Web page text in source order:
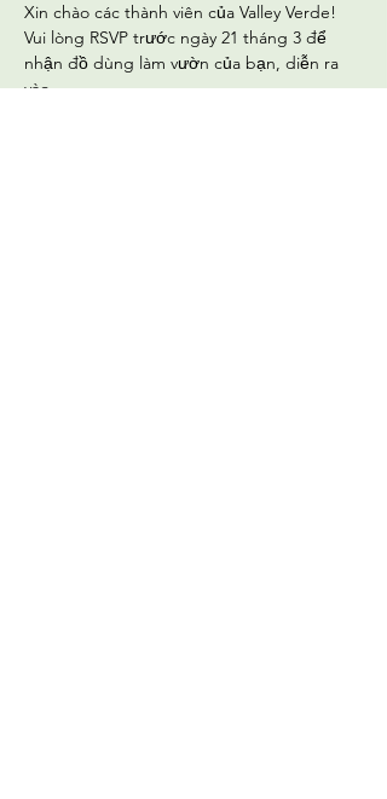
Xin chào các thành viên của Valley Verde!
Vui lòng RSVP trước ngày 21 tháng 3 để
nhận đồ dùng làm vườn của bạn, diễn ra
vào…